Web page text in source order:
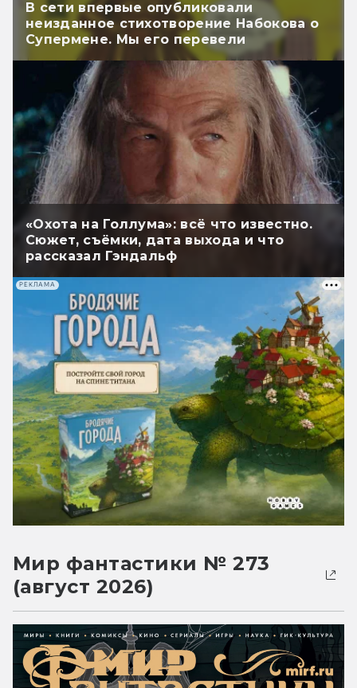
В сети впервые опубликовали
неизданное стихотворение Набокова о
Супермене. Мы его перевели
«Охота на Голлума»: всё что известно.
Сюжет, съёмки, дата выхода и что
рассказал Гэндальф
РЕКЛАМА
Мир фантастики № 273
(август 2026)